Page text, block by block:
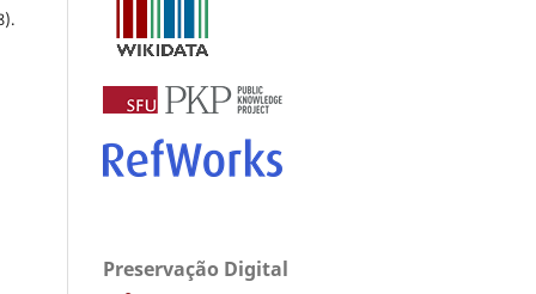
Preservação Digital